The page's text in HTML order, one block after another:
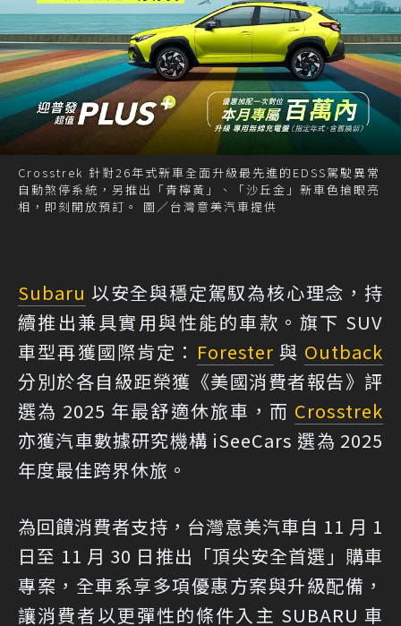
Crosstrek 針對26年式新車全面升級最先進的EDSS駕駛異常
自動煞停系統，另推出「青檸黃」、「沙丘金」新車色搶眼亮
相，即刻開放預訂。 圖／台灣意美汽車提供
Subaru 以安全與穩定駕馭為核心理念，持
續推出兼具實用與性能的車款。旗下 SUV
車型再獲國際肯定： Forester 與 Outback
分別於各自級距榮獲《美國消費者報告》評
選為 2025 年最舒適休旅車，而 Crosstrek
亦獲汽車數據研究機構 iSeeCars 選為 2025
年度最佳跨界休旅。
為回饋消費者支持，台灣意美汽車自 11 月 1
日至 11 月 30 日推出「頂尖安全首選」購車
專案，全車系享多項優惠方案與升級配備，
讓消費者以更彈性的條件入主 SUBARU 車